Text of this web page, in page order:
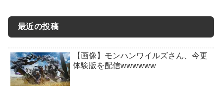
最近の投稿
【画像】モンハンワイルズさん、今更
体験版を配信wwwwww